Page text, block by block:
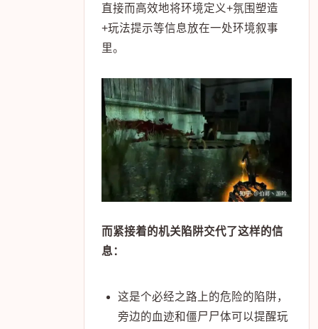
直接而高效地将环境定义+氛围塑造
+玩法提示等信息放在一处环境叙事
里。
而紧接着的机关陷阱交代了这样的信
息：
这是个必经之路上的危险的陷阱，
旁边的血迹和僵尸尸体可以提醒玩